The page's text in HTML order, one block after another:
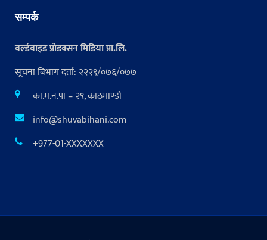
सम्पर्क
वर्ल्डवाइड प्रोडक्सन मिडिया प्रा.लि.
सूचना बिभाग दर्ता: २२२९/०७६/०७७
का.म.न.पा – २९, काठमाण्डौ
info@shuvabihani.com
+977-01-XXXXXXX